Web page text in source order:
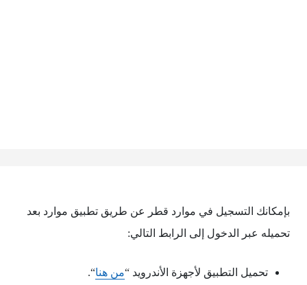
بإمكانك التسجيل في موارد قطر عن طريق تطبيق موارد بعد
تحميله عبر الدخول إلى الرابط التالي:
تحميل التطبيق لأجهزة الأندرويد “من هنا“.